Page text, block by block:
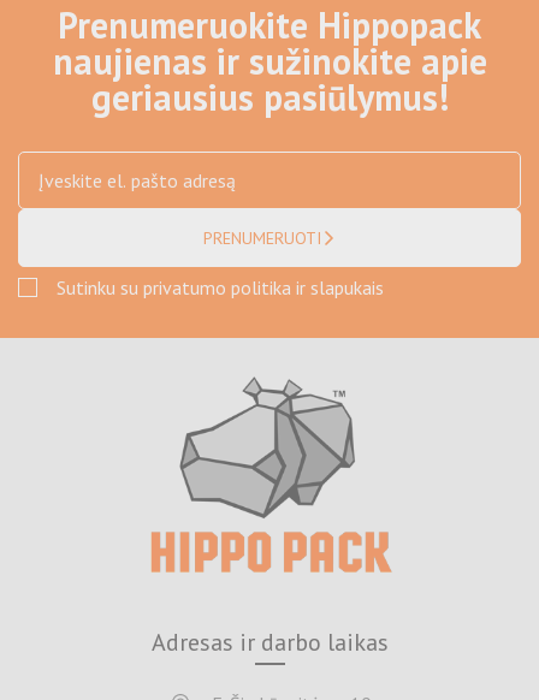
Prenumeruokite Hippopack
naujienas ir sužinokite apie
geriausius pasiūlymus!
PRENUMERUOTI
Sutinku su privatumo politika ir slapukais
Adresas ir darbo laikas